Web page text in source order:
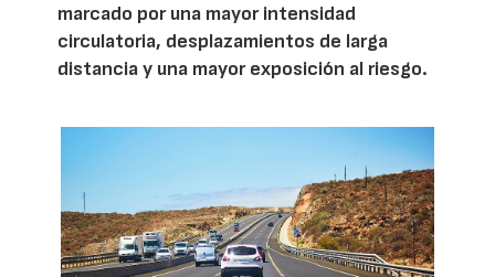
marcado por una mayor intensidad
circulatoria, desplazamientos de larga
distancia y una mayor exposición al riesgo.